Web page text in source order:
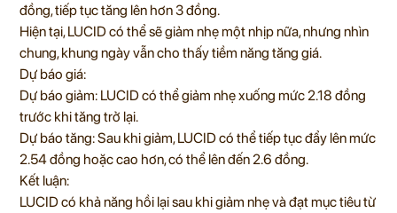
đồng, tiếp tục tăng lên hơn 3 đồng.
Hiện tại, LUCID có thể sẽ giảm nhẹ một nhịp nữa, nhưng nhìn
chung, khung ngày vẫn cho thấy tiềm năng tăng giá.
Dự báo giá:
Dự báo giảm: LUCID có thể giảm nhẹ xuống mức 2.18 đồng
trước khi tăng trở lại.
Dự báo tăng: Sau khi giảm, LUCID có thể tiếp tục đẩy lên mức
2.54 đồng hoặc cao hơn, có thể lên đến 2.6 đồng.
Kết luận:
LUCID có khả năng hồi lại sau khi giảm nhẹ và đạt mục tiêu từ